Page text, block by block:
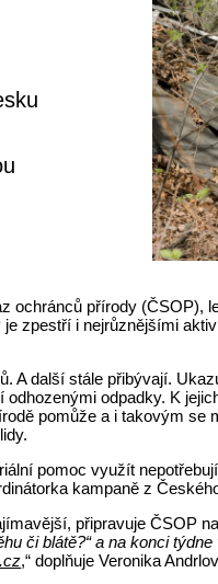
přírody (ČSOP),
zpestří i nejrůznějšími
A další stále přibývají.
odpadky. K
pomůže a i takovým
pomoc využít
kampaně z
připravuje ČSOP
či blátě?“ a na konci
,“ doplňuje Veronika